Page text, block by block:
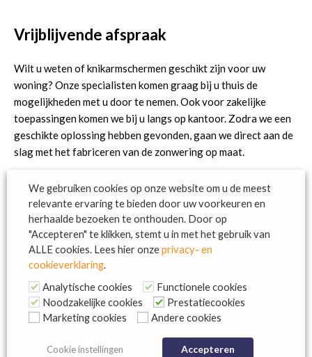
Vrijblijvende afspraak
Wilt u weten of knikarmschermen geschikt zijn voor uw
woning? Onze specialisten komen graag bij u thuis de
mogelijkheden met u door te nemen. Ook voor zakelijke
toepassingen komen we bij u langs op kantoor. Zodra we een
geschikte oplossing hebben gevonden, gaan we direct aan de
slag met het fabriceren van de zonwering op maat.
Afspraak maken
Montage door onze vakmensen
Knikarmschermen zijn groot en zwaar. Daarom moeten ze op
een professionele wijze aan uw gevel worden bevestigd.
Daarnaast is enige technische kennis vereist voor het
aansluiten van de elektrische bediening. Uiteraard kunt u dit
vakmensen. We helpen u graag met de montage. Daarnaast
We gebruiken cookies op onze website om u de meest
relevante ervaring te bieden door uw voorkeuren en
herhaalde bezoeken te onthouden. Door op
"Accepteren" te klikken, stemt u in met het gebruik van
ALLE cookies. Lees hier onzeprivacy- en
cookieverklaring.
Analytische cookies
Functionele cookies
Noodzakelijke cookies
Prestatiecookies
Marketing cookies
Andere cookies
Cookie instellingen Accepteren